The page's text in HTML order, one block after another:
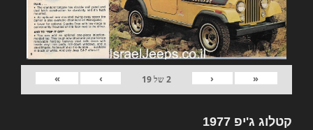
«
‹
2של19
›
»
קטלוג ג'יפ 1977